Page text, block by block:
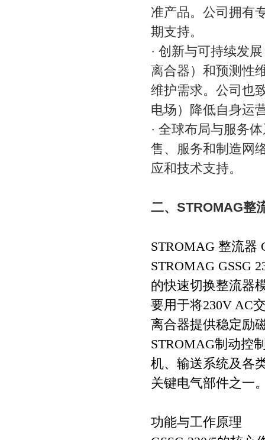
准产品。公司拥有
期支持。
· 创新与可持续发
离合器）和预测性
维护需求。公司也
电场）降低自身运
· 全球布局与服务
售、服务和制造网
应和技术支持。
二、STROMAG整
STROMAG 整流器
STROMAG GSSG
的快速切换整流器
要用于将230V AC
离合器提供稳定励
STROMAG制动控
机、输送系统及各
关键电气部件之一
功能与工作原理